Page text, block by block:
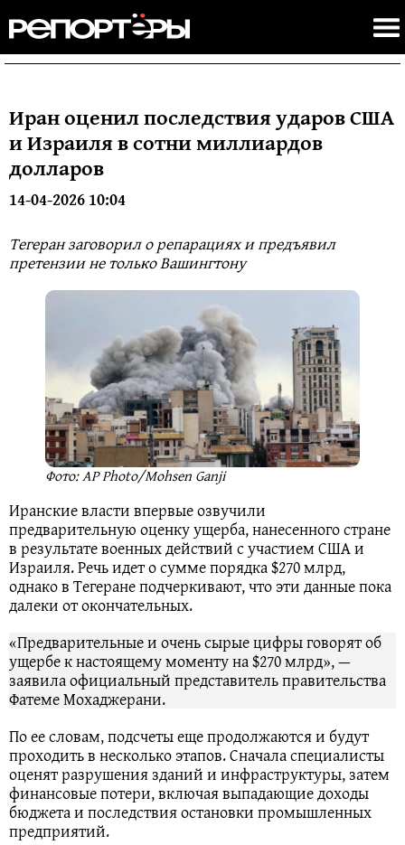
Иран оценил последствия ударов США
и Израиля в сотни миллиардов
долларов
14-04-2026 10:04
Тегеран заговорил о репарациях и предъявил
претензии не только Вашингтону
Фото: AP Photo/Mohsen Ganji
Иранские власти впервые озвучили
предварительную оценку ущерба, нанесенного стране
в результате военных действий с участием США и
Израиля. Речь идет о сумме порядка $270 млрд,
однако в Тегеране подчеркивают, что эти данные пока
далеки от окончательных.
«Предварительные и очень сырые цифры говорят об
ущербе к настоящему моменту на $270 млрд», —
заявила официальный представитель правительства
Фатеме Мохаджерани.
По ее словам, подсчеты еще продолжаются и будут
проходить в несколько этапов. Сначала специалисты
оценят разрушения зданий и инфраструктуры, затем
финансовые потери, включая выпадающие доходы
бюджета и последствия остановки промышленных
предприятий.